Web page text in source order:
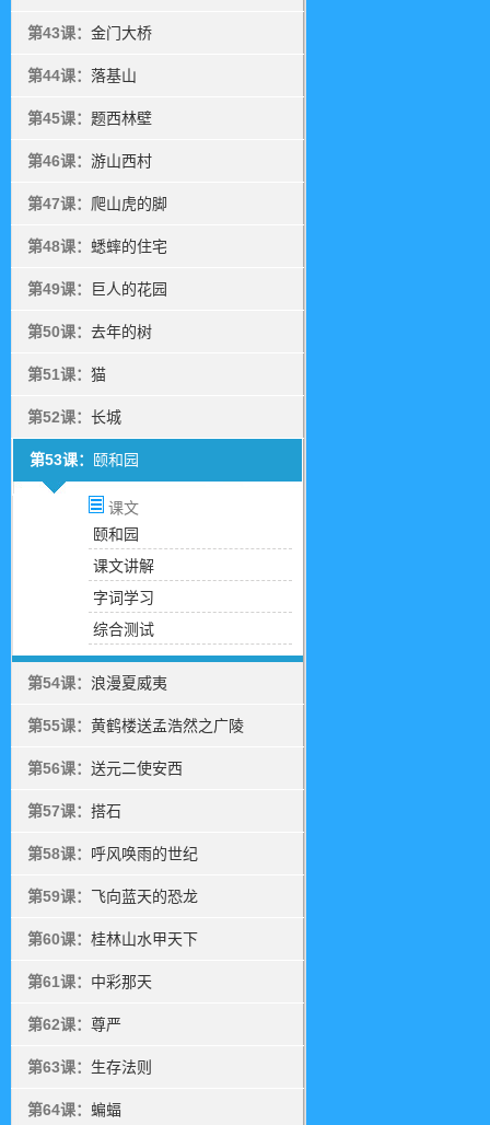
第43课： 金门大桥
第44课： 落基山
第45课： 题西林壁
第46课： 游山西村
第47课： 爬山虎的脚
第48课： 蟋蟀的住宅
第49课： 巨人的花园
第50课： 去年的树
第51课： 猫
第52课： 长城
第53课： 颐和园
课文
颐和园
课文讲解
字词学习
综合测试
第54课： 浪漫夏威夷
第55课： 黄鹤楼送孟浩然之广陵
第56课： 送元二使安西
第57课： 搭石
第58课： 呼风唤雨的世纪
第59课： 飞向蓝天的恐龙
第60课： 桂林山水甲天下
第61课： 中彩那天
第62课： 尊严
第63课： 生存法则
第64课： 蝙蝠